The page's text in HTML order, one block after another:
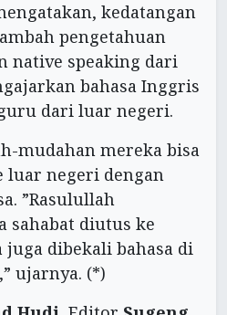
kedatangan
pengetahuan
native speaking dari
bahasa Inggris
dari luar negeri.
mudahan mereka bisa
luar negeri dengan
”Rasulullah
sahabat diutus ke
dibekali bahasa di
ujarnya. (*)